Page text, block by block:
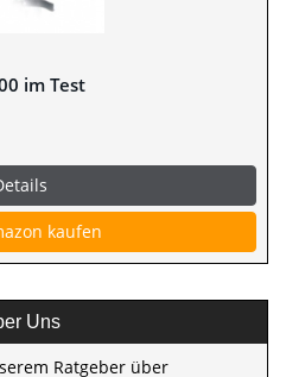
im Test
kaufen
Uns
Ratgeber über